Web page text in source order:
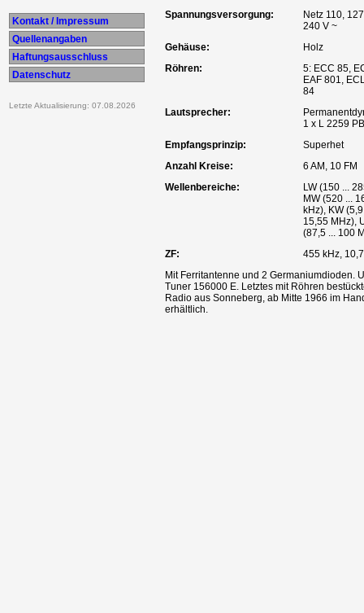
Kontakt / Impressum
Quellenangaben
Haftungsausschluss
Datenschutz
Letzte Aktualisierung: 07.08.2026
Spannungsversorgung:
Netz 110,
240 V ~
Gehäuse:
Holz
Röhren:
5: ECC 85,
EAF 801,
84
Lautsprecher:
1 x L 2259
Empfangsprinzip:
Superhet
Anzahl Kreise:
6 AM, 10 FM
Wellenbereiche:
LW (150 ...
MW (520 ...
kHz), KW
15,55 MHz),
(87,5 ... 100
ZF:
455 kHz,
Mit Ferritantenne und 2 Germaniumdioden.
Tuner 156000 E. Letztes mit Röhren
Radio aus Sonneberg, ab Mitte 1966 im
erhältlich.